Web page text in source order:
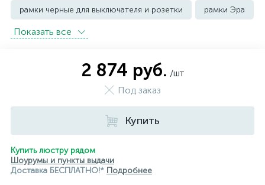
рамки черные для выключателя и розетки рамки Эра
Показать всe
2 874 руб. /шт
Под заказ
Купить
Купить люстру рядом
Шоурумы и пункты выдачи
Доставка БЕСПЛАТНО!* Подробнее